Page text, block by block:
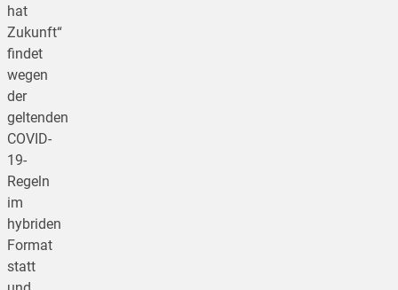
hat
Zukunft“
findet
wegen
der
geltenden
COVID-
19-
Regeln
im
hybriden
Format
statt